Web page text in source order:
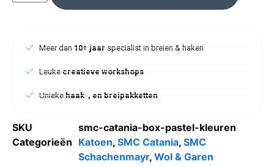
Meer dan 10+ jaar specialist in breien & haken
Leuke creatieve workshops
Uniekehaak-, en breipakketten
SKU
smc-catania-box-pastel-kleuren
Categorieën Katoen, SMC Catania, SMC
Schachenmayr, Wol & Garen